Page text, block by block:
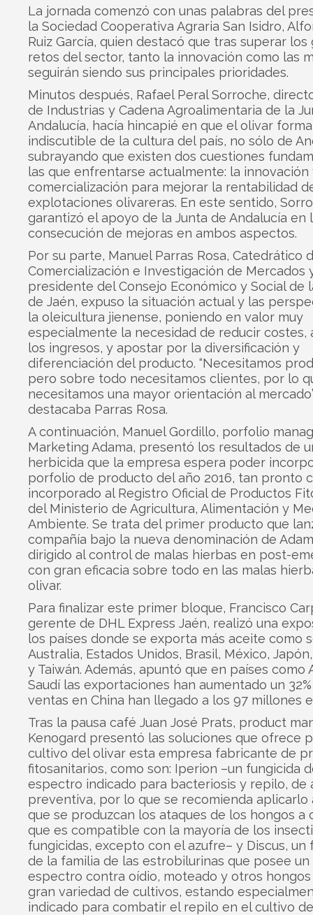
La jornada comenzó con unas palabras del
la Sociedad Cooperativa Agraria San Isidro,
Ruiz García, quien destacó que tras superar los
retos del sector, tanto la innovación como las
seguirán siendo sus principales prioridades.
Minutos después, Rafael Peral Sorroche,
de Industrias y Cadena Agroalimentaria de la
Andalucía, hacía hincapié en que el olivar
indiscutible de la cultura del país, no sólo de
subrayando que existen dos cuestiones
las que enfrentarse actualmente: la innovación
comercialización para mejorar la rentabilidad
explotaciones olivareras. En este sentido,
garantizó el apoyo de la Junta de Andalucía en
consecución de mejoras en ambos aspectos.
Por su parte, Manuel Parras Rosa, Catedrático
Comercialización e Investigación de Mercados
presidente del Consejo Económico y Social de
de Jaén, expuso la situación actual y las
la oleicultura jienense, poniendo en valor muy
especialmente la necesidad de reducir costes,
los ingresos, y apostar por la diversificación y
diferenciación del producto. “Necesitamos
pero sobre todo necesitamos clientes, por lo
necesitamos una mayor orientación al
destacaba Parras Rosa.
A continuación, Manuel Gordillo, porfolio
Marketing Adama, presentó los resultados de
herbicida que la empresa espera poder
porfolio de producto del año 2016, tan pronto
incorporado al Registro Oficial de Productos
del Ministerio de Agricultura, Alimentación y
Ambiente. Se trata del primer producto que
compañía bajo la nueva denominación de
dirigido al control de malas hierbas en post-
con gran eficacia sobre todo en las malas
olivar.
Para finalizar este primer bloque, Francisco
gerente de DHL Express Jaén, realizó una
los países donde se exporta más aceite como
Australia, Estados Unidos, Brasil, México,
y Taiwán. Además, apuntó que en países como
Saudí las exportaciones han aumentado un
ventas en China han llegado a los 97 millones
Tras la pausa café Juan José Prats, product
Kenogard presentó las soluciones que ofrece
cultivo del olivar esta empresa fabricante de
fitosanitarios, como son: Iperion –un fungicida
espectro indicado para bacteriosis y repilo, de
preventiva, por lo que se recomienda aplicarlo
que se produzcan los ataques de los hongos a
que es compatible con la mayoría de los
fungicidas, excepto con el azufre– y Discus, un
de la familia de las estrobilurinas que posee
espectro contra oídio, moteado y otros hongos
gran variedad de cultivos, estando
indicado para combatir el repilo en el cultivo